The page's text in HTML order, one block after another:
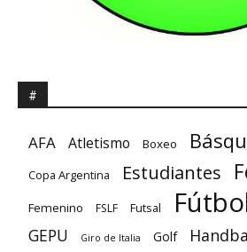
#
AFA Atletismo Boxeo
Copa Argentina Estudiantes
Femenino FSLF Futsal
GEPU Giro de Italia Golf